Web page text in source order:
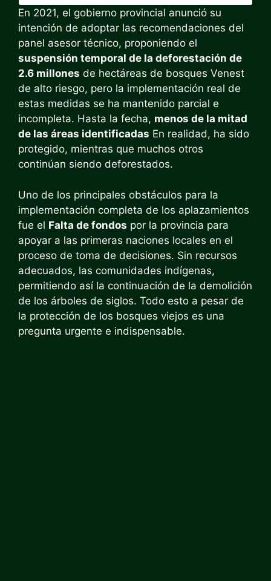
En 2021, el gobierno provincial anunció su
intención de adoptar las recomendaciones del
panel asesor técnico, proponiendo el
suspensión temporal de la deforestación de
2.6 millones de hectáreas de bosques Venest
de alto riesgo, pero la implementación real de
estas medidas se ha mantenido parcial e
incompleta. Hasta la fecha, menos de la mitad
de las áreas identificadas En realidad, ha sido
protegido, mientras que muchos otros
continúan siendo deforestados.
Uno de los principales obstáculos para la
implementación completa de los aplazamientos
fue el Falta de fondos por la provincia para
apoyar a las primeras naciones locales en el
proceso de toma de decisiones. Sin recursos
adecuados, las comunidades indígenas,
permitiendo así la continuación de la demolición
de los árboles de siglos. Todo esto a pesar de
la protección de los bosques viejos es una
pregunta urgente e indispensable.